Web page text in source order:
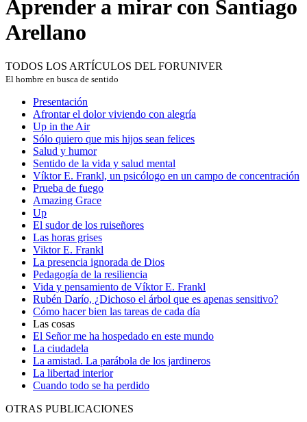
Aprender a mirar con Santiago
Arellano
TODOS LOS ARTÍCULOS DEL FORUNIVER
El hombre en busca de sentido
Presentación
Afrontar el dolor viviendo con alegría
Up in the Air
Sólo quiero que mis hijos sean felices
Salud y humor
Sentido de la vida y salud mental
Víktor E. Frankl, un psicólogo en un campo de concentración
Prueba de fuego
Amazing Grace
Up
El sudor de los ruiseñores
Las horas grises
Viktor E. Frankl
La presencia ignorada de Dios
Pedagogía de la resiliencia
Vida y pensamiento de Víktor E. Frankl
Rubén Darío, ¿Dichoso el árbol que es apenas sensitivo?
Cómo hacer bien las tareas de cada día
Las cosas
El Señor me ha hospedado en este mundo
La ciudadela
La amistad. La parábola de los jardineros
La libertad interior
Cuando todo se ha perdido
OTRAS PUBLICACIONES